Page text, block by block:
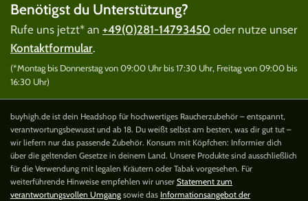
Benötigst du Unterstützung?
Rufe uns jetzt* an +49(0)281-14793450 oder nutze unser
Kontaktformular.
(*Montag bis Donnerstag von 09:00 Uhr bis 17:30 Uhr, Freitag von 09:00 bis
16:30 Uhr)
buyhigh.de ist dein Headshop für hochwertiges Raucherzubehör – entspannt,
verantwortungsbewusst und ab 18. Du weißt selbst am besten, was dir gut tut –
wir liefern nur das passende Zubehör. Konsum mit Köpfchen: Informier dich
über die geltenden Gesetze in deinem Land. Unsere Produkte sind ausschließlich
für die Verwendung mit legalen Kräutern oder Tabak vorgesehen. Für
weiterführende Hinweise empfehlen wir unser Statement zum
verantwortungsvollen Umgang sowie das Informationsangebot der